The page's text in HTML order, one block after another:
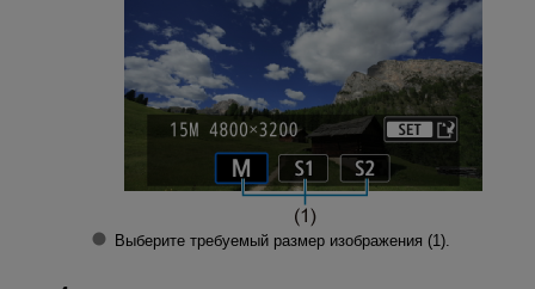
Выберите требуемый размер изображения (1).